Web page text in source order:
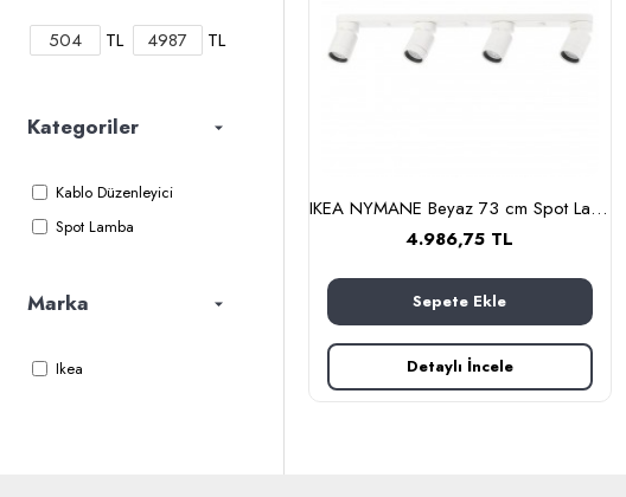
TL TL
Kategoriler
Kablo Düzenleyici
Spot Lamba
Marka
Ikea
IKEA NYMANE Beyaz 73 cm Spot Lamba
4.986,75 TL
Sepete Ekle
Detaylı İncele